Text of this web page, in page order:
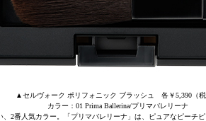
▲セルヴォーク ポリフォニック ブラッシュ 各￥5,390（税
カラー：01 Prima Ballerina/プリマバレリーナ
、2番人気カラー。「プリマバレリーナ」は、ピュアなピーチ